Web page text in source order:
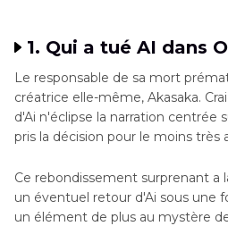
1. Qui a tué AI dans
Le responsable de sa mort
créatrice elle-même, Akasaka.
d'Ai n'éclipse la narration centrée
pris la décision pour le moins très
Ce rebondissement surprenant a
un éventuel retour d'Ai sous une
un élément de plus au mystère